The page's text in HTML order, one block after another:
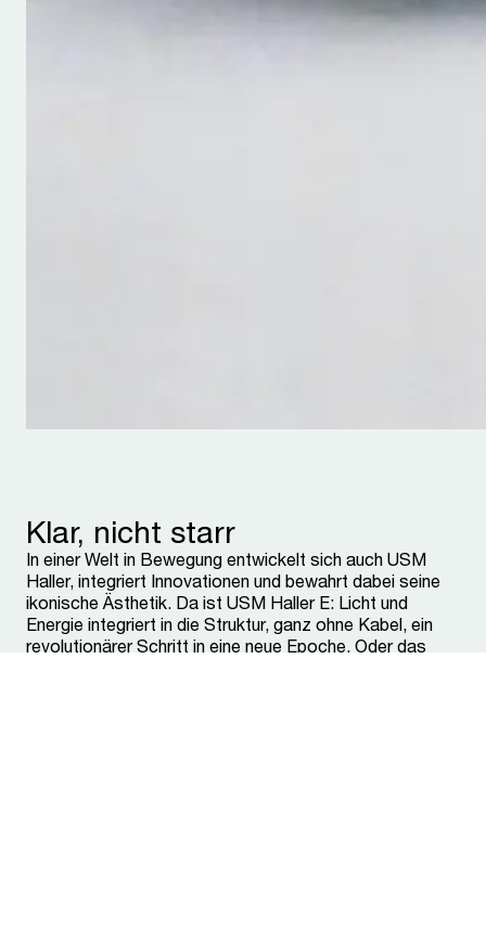
Klar, nicht starr
In einer Welt in Bewegung entwickelt sich auch USM
Haller, integriert Innovationen und bewahrt dabei seine
ikonische Ästhetik. Da ist USM Haller E: Licht und
Energie integriert in die Struktur, ganz ohne Kabel, ein
revolutionärer Schritt in eine neue Epoche. Oder das